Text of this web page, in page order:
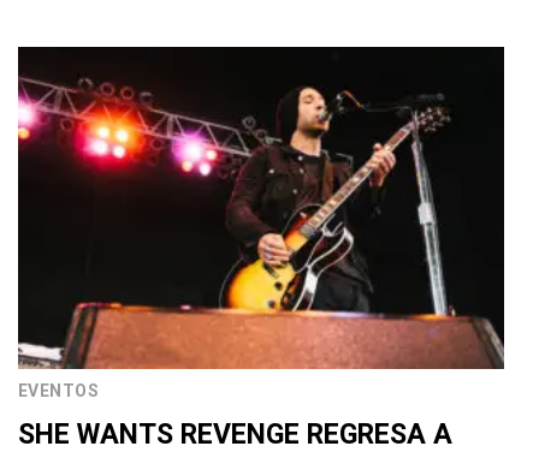
EVENTOS
SHE WANTS REVENGE REGRESA A